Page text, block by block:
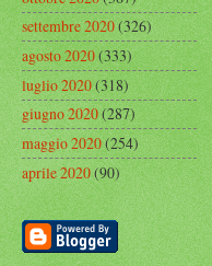
settembre 2020(326)
agosto 2020(333)
luglio 2020(318)
giugno 2020(287)
maggio 2020(254)
aprile 2020(90)